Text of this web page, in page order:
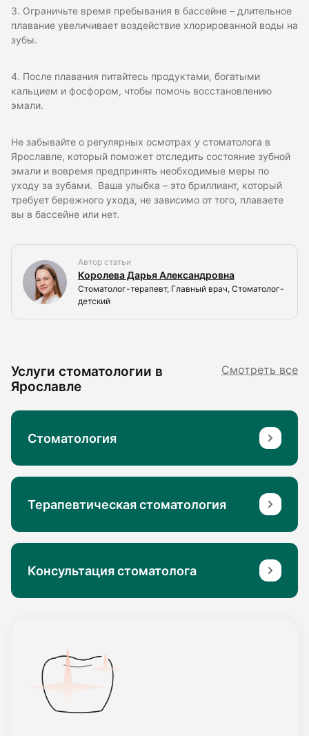
3. Ограничьте время пребывания в бассейне – длительное
плавание увеличивает воздействие хлорированной воды на
зубы.
4. После плавания питайтесь продуктами, богатыми
кальцием и фосфором, чтобы помочь восстановлению
эмали.
Не забывайте о регулярных осмотрах у стоматолога в
Ярославле, который поможет отследить состояние зубной
эмали и вовремя предпринять необходимые меры по
уходу за зубами. Ваша улыбка – это бриллиант, который
требует бережного ухода, не зависимо от того, плаваете
вы в бассейне или нет.
Автор статьи
Королева Дарья Александровна
Стоматолог-терапевт, Главный врач, Стоматолог-
детский
Услуги стоматологии в
Ярославле
Смотреть все
Стоматология
Терапевтическая стоматология
Консультация стоматолога